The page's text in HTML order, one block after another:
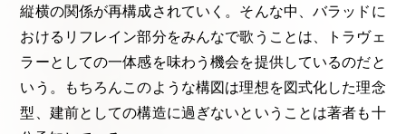
縦横の関係が再構成されていく。そんな中、バラッドに
おけるリフレイン部分をみんなで歌うことは、トラヴェ
ラーとしての一体感を味わう機会を提供しているのだと
いう。もちろんこのような構図は理想を図式化した理念
型、建前としての構造に過ぎないということは著者も十